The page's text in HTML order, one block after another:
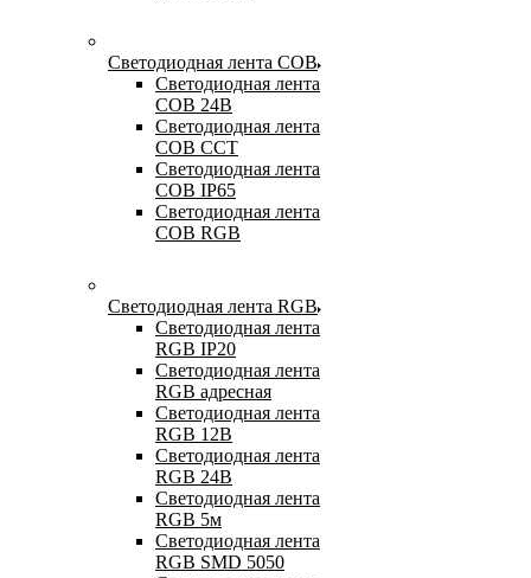
Светодиодная лента COB
Светодиодная лента
COB 24В
Светодиодная лента
COB CCT
Светодиодная лента
COB IP65
Светодиодная лента
COB RGB
Светодиодная лента RGB
Светодиодная лента
RGB IP20
Светодиодная лента
RGB адресная
Светодиодная лента
RGB 12В
Светодиодная лента
RGB 24В
Светодиодная лента
RGB 5м
Светодиодная лента
RGB SMD 5050